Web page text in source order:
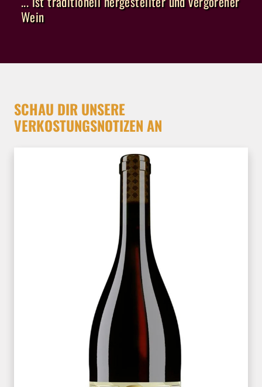
Wein
SCHAU DIR UNSERE
VERKOSTUNGSNOTIZEN AN